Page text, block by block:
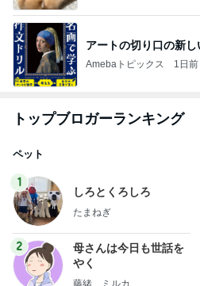
アートの切り口の新
Amebaトピックス 1日前
トップブロガーランキング
ペット
1
しろとくろしろ
たまねぎ
2
母さんは今日も世話を
やく
藤緒 ミルカ